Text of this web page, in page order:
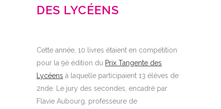
DES LYCÉENS
Cette année, 10 livres étaient en compétition
pour la 9è édition du Prix Tangente des
Lycéens à laquelle participaient 13 élèves de
2nde. Le jury des secondes, encadré par
Flavie Aubourg, professeure de